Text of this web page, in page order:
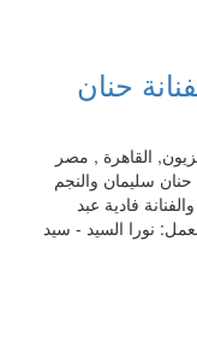
2019 – الفنانة حنان
القاهرة , مصر
سليمان والنجم
فادية عبد
نورا السيد - سيد